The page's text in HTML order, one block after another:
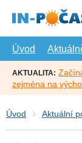
hlavní
Úvod
AKTUALITA:
zejména na
Úvod Aktuální